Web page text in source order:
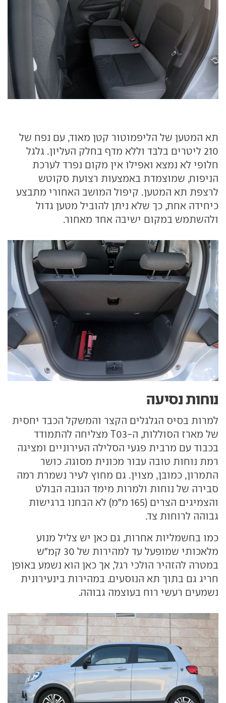
תא המטען של הליפמוטור קטן מאוד, עם נפח של
210 ליטרים בלבד וללא מדף בחלק העליון. גלגל
חלופי לא נמצא ואפילו אין מקום נפרד לערכת
הניפוח, שמוצמדת באמצעות רצועת סקוטש
לרצפת תא המטען. קיפול המושב האחורי מתבצע
כיחידה אחת, כך שלא ניתן להוביל מטען גדול
ולהשתמש במקום ישיבה אחד מאחור.
נוחות נסיעה
למרות בסיס הגלגלים הקצר והמשקל הכבד יחסית
של מארז הסוללות, ה-T03 מצליחה להתמודד
בכבוד עם מרבית פגעי הסלילה העירוניים ומציגה
רמת נוחות טובה עבור מכונית מסוגה. כושר
התמרון, כמובן, מצוין. גם מחוץ לעיר נשמרת רמה
סבירה של נוחות ולמרות מימד הגובה הבולט
והצמיגים הצרים (165 מ"מ) לא הבחנו ברגישות
גבוהה לרוחות צד.
כמו בחשמליות אחרות, גם כאן יש צליל מנוע
מלאכותי שמופעל עד למהירות של 30 קמ"ש
במטרה להזהיר הולכי רגל, אך כאן הוא נשמע באופן
חריג גם בתוך תא הנוסעים. במהירות בינעירונית
נשמעים רעשי רוח בעוצמה גבוהה.